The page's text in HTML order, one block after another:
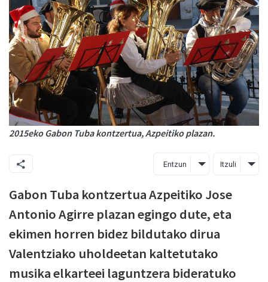
2015eko Gabon Tuba kontzertua, Azpeitiko plazan.
Entzun Itzuli
Gabon Tuba kontzertua Azpeitiko Jose
Antonio Agirre plazan egingo dute, eta
ekimen horren bidez bildutako dirua
Valentziako uholdeetan kaltetutako
musika elkarteei laguntzera bideratuko